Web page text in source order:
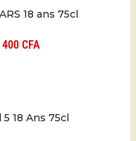
18 ans 75cl
CFA
18 Ans 75cl